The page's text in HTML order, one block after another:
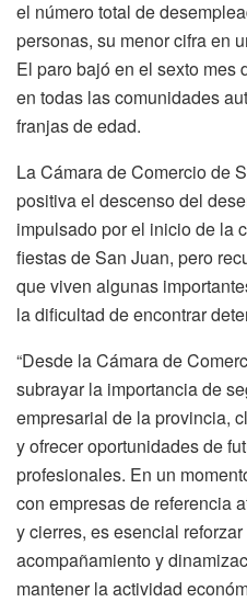
el número total de
personas, su menor cifra en
El paro bajó en el sexto mes
en todas las comunidades
franjas de edad.
La Cámara de Comercio de
positiva el descenso del
impulsado por el inicio de la
fiestas de San Juan, pero
que viven algunas
la dificultad de encontrar
“Desde la Cámara de
subrayar la importancia de
empresarial de la provincia,
y ofrecer oportunidades de
profesionales. En un
con empresas de referencia
y cierres, es esencial
acompañamiento y
mantener la actividad